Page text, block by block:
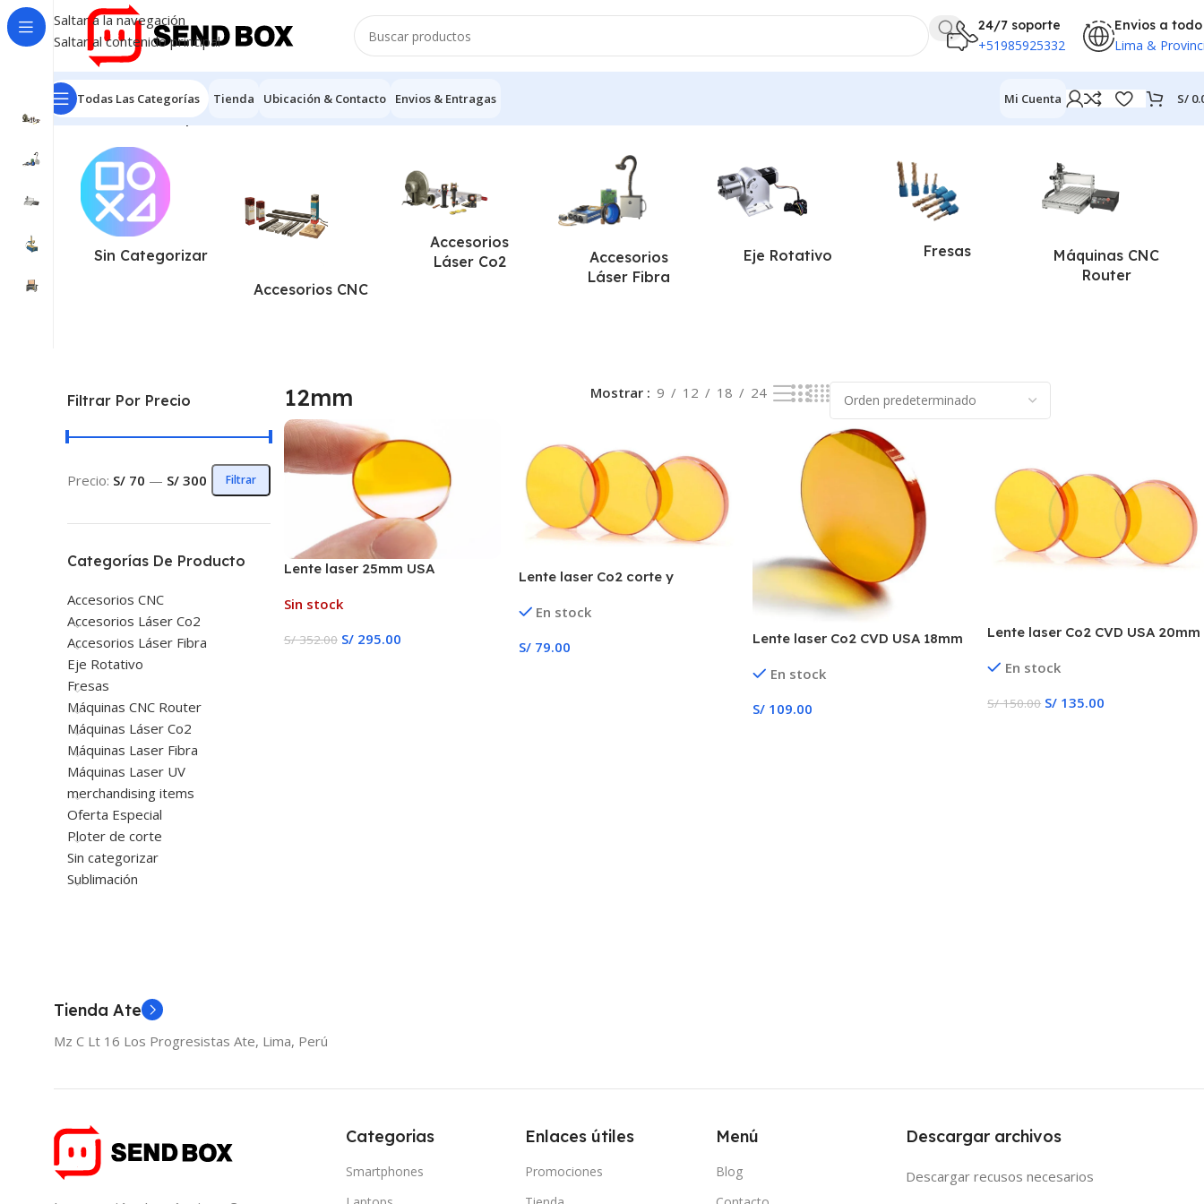
Saltar a la navegación
Saltar al contenido principal
24/7 soporte
+51985925332
Envios a todo
Lima &
Todas Las Categorías Tienda Ubicación & Contacto Envios & Entragas Mi Cuenta S/
Inicio/Productos etiquetados “12mm”
Sin Categorizar
Accesorios CNC
Accesorios
Láser Co2
Accesorios
Láser Fibra
Eje Rotativo Fresas
Máquinas CNC
Router
Filtrar Por Precio
Filtrar
Precio: S/ 70 — S/ 300
Categorías De Producto
Accesorios CNC
Accesorios Láser Co2
Accesorios Láser Fibra
Eje Rotativo
Fresas
Máquinas CNC Router
Máquinas Láser Co2
Máquinas Laser Fibra
Máquinas Laser UV
merchandising items
Oferta Especial
Ploter de corte
Sin categorizar
Sublimación
12mm Mostrar 9 12 18 24
Lente laser 25mm USA
Sin stock
S/352.00 S/295.00
Lente laser Co2 corte y
20mm FL 50.8mm & 63.5mm
En stock
S/79.00
Lente laser Co2 CVD USA 18mm
63.5mm
En stock
S/ 109.00
Lente laser Co2 CVD USA 20mm
En stock
S/150.00 S/ 135.00
Tienda Ate
Mz C Lt 16 Los Progresistas Ate, Lima, Perú
Categorias
Smartphones
Enlaces útiles
Promociones
Menú
Blog
Descargar archivos
Descargar recusos necesarios